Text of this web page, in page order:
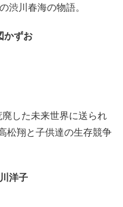
渋川春海の物語。
かずお
した未来世界に送られ
松翔と子供達の生存競争
洋子